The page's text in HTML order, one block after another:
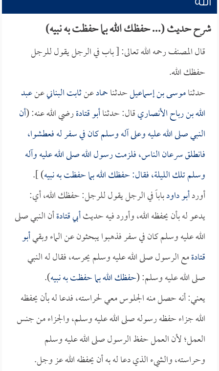
شرح حديث (... حفظك الله بما حفظت به نبيه)
قال المصنف رحمه الله تعالى: [ باب في الرجل يقول للرجل
حفظك الله.
حدثناموسى بن إسماعيلحدثناحمادعنثابت البنانيعنعبد
الله بن رباح الأنصاريقال: حدثناأبو قتادةرضي الله عنه: (أن
النبي صلى الله عليه وعلى آله وسلم كان في سفر له فعطشوا،
فانطلق سرعان الناس، فلزمت رسول الله صلى الله عليه وآله
وسلم تلك الليلة، فقال: حفظك الله بما حفظت به نبيه) ].
أوردأبو داودباباً في الرجل يقول للرجل: حفظك الله، أي:
يدعو له بأن يحفظه الله، وأورد فيه حديثأبي قتادةأن النبي صلى
الله عليه وسلم كان في سفر فذهبوا يبحثون عن الماء وبقيأبو
قتادةمع الرسول صلى الله عليه وسلم يحرسه، فقال له النبي
صلى الله عليه وسلم: (حفظك الله بما حفظت به نبيه).
يعني: أنه حصل منه الجلوس معي لحراسته، فدعا له بأن يحفظه
الله جزاء حفظه رسوله صلى الله عليه وسلم، والجزاء من جنس
العمل؛ لأن العمل حفظ الرسول صلى الله عليه وسلم
وحراسته، والشيء الذي دعا له به أن يحفظه الله عز وجل.